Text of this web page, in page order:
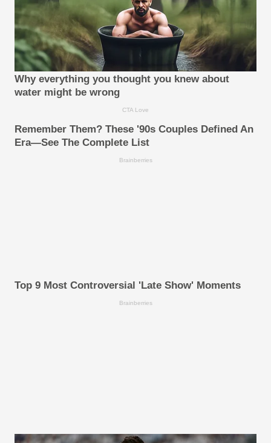
Why everything you thought you knew about
water might be wrong
CTA Love
Remember Them? These '90s Couples Defined An
Era—See The Complete List
Brainberries
Top 9 Most Controversial 'Late Show' Moments
Brainberries